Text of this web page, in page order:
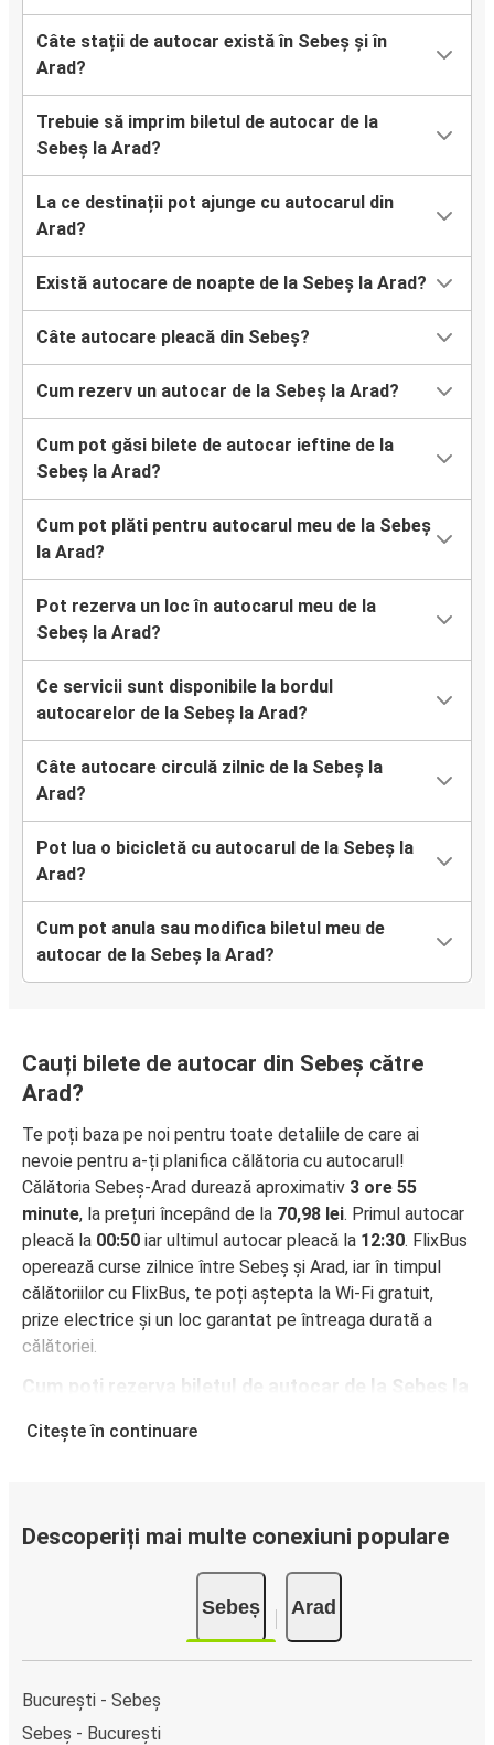
Câte stații de autocar există în Sebeș și în
Arad?
Trebuie să imprim biletul de autocar de la
Sebeș la Arad?
La ce destinații pot ajunge cu autocarul din
Arad?
Există autocare de noapte de la Sebeș la Arad?
Câte autocare pleacă din Sebeș?
Cum rezerv un autocar de la Sebeș la Arad?
Cum pot găsi bilete de autocar ieftine de la
Sebeș la Arad?
Cum pot plăti pentru autocarul meu de la Sebeș
la Arad?
Pot rezerva un loc în autocarul meu de la
Sebeș la Arad?
Ce servicii sunt disponibile la bordul
autocarelor de la Sebeș la Arad?
Câte autocare circulă zilnic de la Sebeș la
Arad?
Pot lua o bicicletă cu autocarul de la Sebeș la
Arad?
Cum pot anula sau modifica biletul meu de
autocar de la Sebeș la Arad?
Cauți bilete de autocar din Sebeș către
Arad?
Te poți baza pe noi pentru toate detaliile de care ai
nevoie pentru a-ți planifica călătoria cu autocarul!
Călătoria Sebeș-Arad durează aproximativ 3 ore 55
minute, la prețuri începând de la 70,98 lei. Primul autocar
pleacă la 00:50 iar ultimul autocar pleacă la 12:30. FlixBus
operează curse zilnice între Sebeș și Arad, iar în timpul
călătoriilor cu FlixBus, te poți aștepta la Wi-Fi gratuit,
prize electrice și un loc garantat pe întreaga durată a
călătoriei.
Cum poți rezerva biletul de autocar de la Sebeș la
clicuri. La achiziționarea online a unui bilet pe ruta Sebeș-
Pay. Alternativ, poți plăti în numerar la bordul autocarelor
sau la unul din punctele de vânzare.
Citește în continuare
Descoperiți mai multe conexiuni populare
Sebeș Arad
București - Sebeș
Sebeș - București